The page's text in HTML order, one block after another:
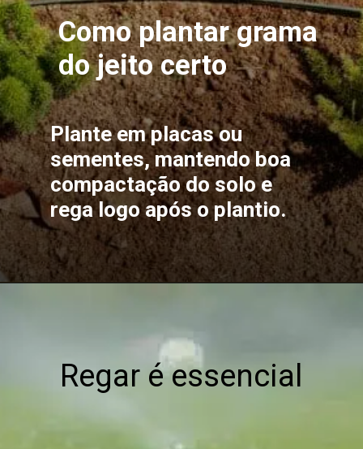
Como plantar grama
do jeito certo
Plante em placas ou
sementes, mantendo boa
compactação do solo e
rega logo após o plantio.
Regar é essencial